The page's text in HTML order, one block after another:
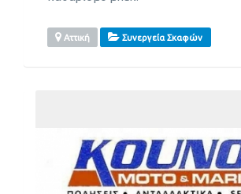
Αττική Συνεργεία Σκαφών